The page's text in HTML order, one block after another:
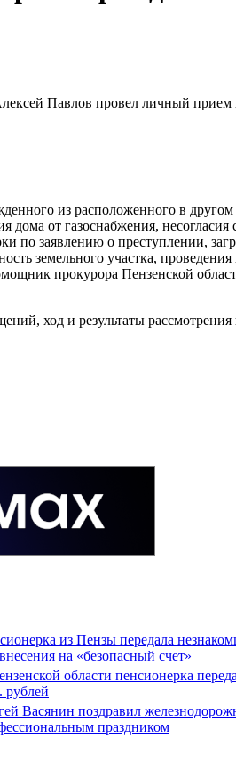
Павлов провел личный прием
из расположенного в
от газоснабжения, несогласия
по заявлению о преступлении,
земельного участка,
прокурора Пензенской
ход и результаты рассмотрения
из Пензы передала
на «безопасный счет»
области пенсионерка
рублей
Васянин поздравил
праздником